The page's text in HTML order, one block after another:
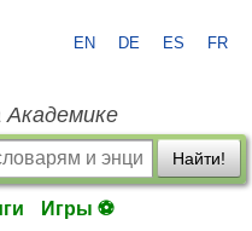
EN DE ES FR
Академике
Найти!
Игры ⚽